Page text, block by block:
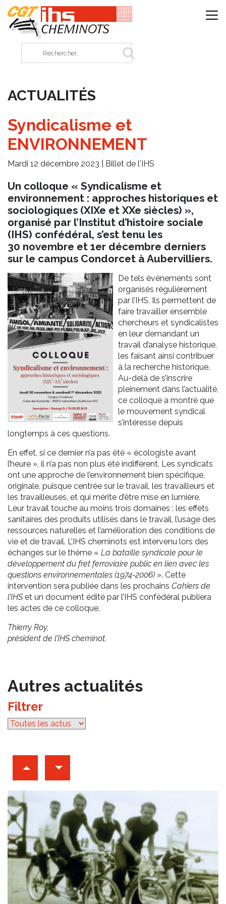
ACTUALITÉS
Syndicalisme et
ENVIRONNEMENT
Mardi 12 décembre 2023 | Billet de l'IHS
Un colloque « Syndicalisme et
environnement : approches historiques et
sociologiques (XIXe et XXe siècles) »,
organisé par l’Institut d’histoire sociale
(IHS) confédéral, s’est tenu les
30 novembre et 1er décembre derniers
sur le campus Condorcet à Aubervilliers.
De tels événements sont
organisés régulièrement
par l’IHS. Ils permettent de
faire travailler ensemble
chercheurs et syndicalistes
en leur demandant un
travail d’analyse historique,
les faisant ainsi contribuer
à la recherche historique.
Au-delà de s’inscrire
pleinement dans l’actualité,
ce colloque a montré que
le mouvement syndical
s’intéresse depuis
longtemps à ces questions.
En effet, si ce dernier n’a pas été « écologiste avant
l’heure », il n’a pas non plus été indifférent. Les syndicats
ont une approche de l’environnement bien spécifique,
originale, puisque centrée sur le travail, les travailleurs et
les travailleuses, et qui mérite d’être mise en lumière.
Leur travail touche au moins trois domaines : les effets
sanitaires des produits utilisés dans le travail, l’usage des
ressources naturelles et l’amélioration des conditions de
vie et de travail. L’IHS cheminots est intervenu lors des
échanges sur le thème « La bataille syndicale pour le
développement du fret ferroviaire public en lien avec les
questions environnementales (1974-2006) ». Cette
intervention sera publiée dans les prochains Cahiers de
l’IHSet un document édité par l’IHS confédéral publiera
les actes de ce colloque.
Thierry Roy,
président de l’IHS cheminot.
Autres actualités
Filtrer
Archives d'articles
Panneau de gestion des cookies